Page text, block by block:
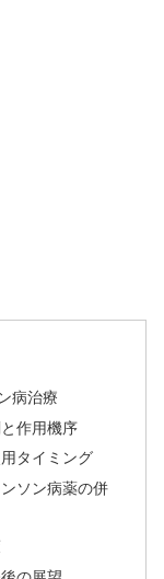
病治療
作用機序
タイミング
ソン病薬の併